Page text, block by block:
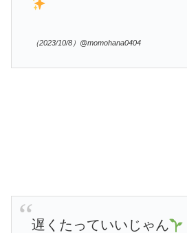
（2023/10/8）@momohana0404
遅くたっていいじゃん